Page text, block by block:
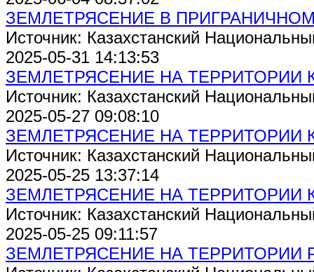
ЗЕМЛЕТРЯСЕНИЕ В
Источник: Казахстанский
2025-05-31 14:13:53
ЗЕМЛЕТРЯСЕНИЕ НА ТЕРРИТОРИИ
Источник: Казахстанский
2025-05-27 09:08:10
ЗЕМЛЕТРЯСЕНИЕ НА ТЕРРИТОРИИ
Источник: Казахстанский
2025-05-25 13:37:14
ЗЕМЛЕТРЯСЕНИЕ НА ТЕРРИТОРИИ
Источник: Казахстанский
2025-05-25 09:11:57
ЗЕМЛЕТРЯСЕНИЕ НА ТЕРРИТОРИИ